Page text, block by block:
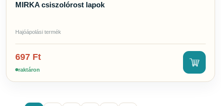
MIRKA csiszolórost lapok
Hajóápolási termék
697 Ft
raktáron